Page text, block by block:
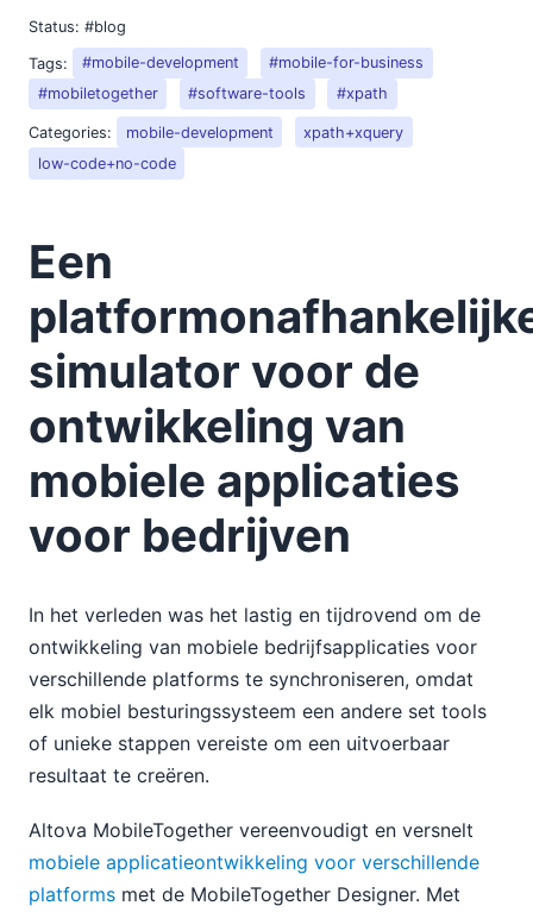
Status: #blog
Tags:
#mobile-development
#mobile-for-business
#mobiletogether
#software-tools #xpath
Categories: mobile-development
xpath+xquery
low-code+no-code
Een
simulator voor de
ontwikkeling van
mobiele applicaties
voor bedrijven
In het verleden was het lastig en tijdrovend om de
ontwikkeling van mobiele bedrijfsapplicaties voor
verschillende platforms te synchroniseren, omdat
elk mobiel besturingssysteem een andere set tools
of unieke stappen vereiste om een uitvoerbaar
resultaat te creëren.
Altova MobileTogether vereenvoudigt en versnelt
mobiele applicatieontwikkeling voor verschillende
platforms met de MobileTogether Designer. Met